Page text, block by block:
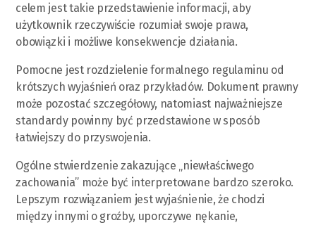
celem jest takie przedstawienie informacji, aby
użytkownik rzeczywiście rozumiał swoje prawa,
obowiązki i możliwe konsekwencje działania.
Pomocne jest rozdzielenie formalnego regulaminu od
krótszych wyjaśnień oraz przykładów. Dokument prawny
może pozostać szczegółowy, natomiast najważniejsze
standardy powinny być przedstawione w sposób
łatwiejszy do przyswojenia.
Ogólne stwierdzenie zakazujące „niewłaściwego
zachowania” może być interpretowane bardzo szeroko.
Lepszym rozwiązaniem jest wyjaśnienie, że chodzi
między innymi o groźby, uporczywe nękanie,